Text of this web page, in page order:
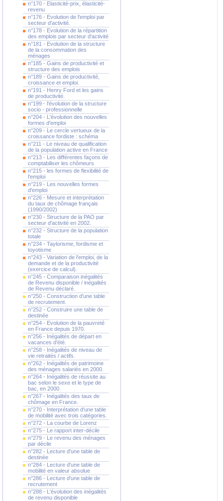
n°170 - Elasticité-prix, élasticité-
revenu
n°176 - Evolution de l'emploi par
secteur d'activité.
n°178 - Evolution de la répartition
des emplois par secteur d'activité
n°181 - Evolution de la structure
de la consommation des
ménages
n°185 - Gains de productivité et
structure des emplois
n°189 - Gains de productivité,
croissance et emploi.
n°191 - Henry Ford et les gains
de productivité.
n°199 - l'évolution de la structure
socio - professionnelle
n°204 - L'évolution des nouvelles
formes d'emploi
n°209 - Le cercle vertueux de la
croissance fordiste : schéma
n°211 - Le niveau de qualification
de la population active en France
n°213 - Les différentes façons de
comptabiliser les chômeurs
n°215 - les formes de flexibilité de
l'emploi
n°219 - Les nouvelles formes
d'emploi
n°226 - Mesure et interprétation
du taux de chômage français
(1990/2002)
n°230 - Structure de la PAO par
secteur d'activité en 2002.
n°232 - Structure de la population
totale
n°234 - Taylorisme, fordisme et
toyotisme
n°243 - Variation de l'emploi, de la
demande et de la productivité
(exercice de calcul).
n°245 - Comparaison inégalités
de Revenu disponible / inégalités
de Revenu déclaré.
n°250 - Construction d'une table
de recrutement.
n°252 - Construire une table de
destinée
n°254 - Evolution de la pauvreté
en France depuis 1970.
n°256 - Inégalités de départ en
vacances d'été.
n°258 - Inégalités de niveau de
vie retraités / actifs.
n°262 - Inégalités de patrimoine
des ménages salariés en 2000.
n°264 - Inégalités de réussite au
bac selon le sexe et le type de
bac, en 2000.
n°267 - Inégalités des taux de
chômage en France.
n°270 - Interprétation d'une table
de mobilité avec trois catégories.
n°272 - La courbe de Lorenz
n°275 - Le rapport inter-décile
n°279 - Le revenu des ménages
par décile
n°282 - Lecture d'une table de
destinée
n°284 - Lecture d'une table de
mobilité en valeur absolue
n°286 - Lecture d'une table de
recrutement
n°288 - L'évolution des inégalités
de revenu disponible